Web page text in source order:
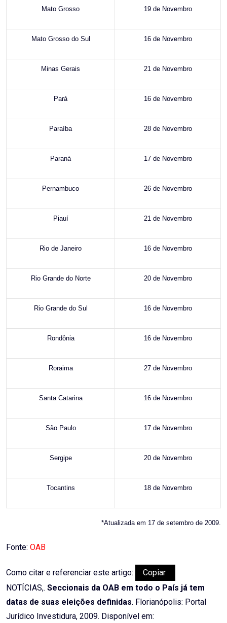
Mato Grosso 19 de Novembro
Mato Grosso do Sul 16 de Novembro
Minas Gerais 21 de Novembro
Pará 16 de Novembro
Paraíba 28 de Novembro
Paraná 17 de Novembro
Pernambuco 26 de Novembro
Piauí 21 de Novembro
Rio de Janeiro 16 de Novembro
Rio Grande do Norte 20 de Novembro
Rio Grande do Sul 16 de Novembro
Rondônia 16 de Novembro
Roraima 27 de Novembro
Santa Catarina 16 de Novembro
São Paulo 17 de Novembro
Sergipe 20 de Novembro
Tocantins 18 de Novembro
*Atualizada em 17 de setembro de 2009.
Fonte: OAB
Como citar e referenciar este artigo:
Copiar
NOTÍCIAS,. Seccionais da OAB em todo o País já tem
datas de suas eleições definidas. Florianópolis: Portal
Jurídico Investidura, 2009. Disponível em: